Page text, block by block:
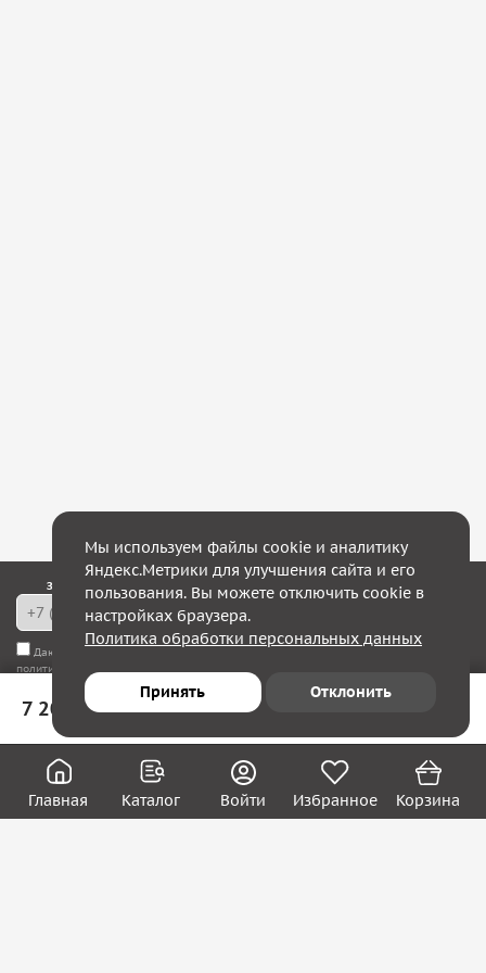
Главная Каталог Избранное
Войти Корзина
7 208 ₽
Закажите обратный звонок — в течение 10 минут мы с Вами свяжемся!
Даю согласие на обработку моих персональных данных
политикой конфиденциальности
Юридическим лицам
Акции
Вакансии
Контакты
Мы используем файлы cookie и аналитику
Яндекс.Метрики для улучшения сайта и его
пользования. Вы можете отключить cookie в
настройках браузера.
Политика обработки персональных данных
Принять Отклонить